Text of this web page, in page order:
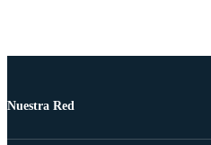
Nuestra Red